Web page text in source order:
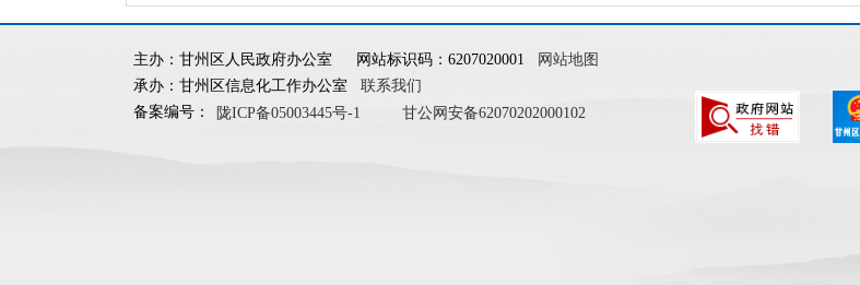
主办：甘州区人民政府办公室 网站标识码：6207020001
网站地图
承办：甘州区信息化工作办公室
联系我们
备案编号：
陇ICP备05003445号-1 甘公网安备62070202000102